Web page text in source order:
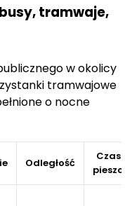
dodanych 379
budynkach.
m² oraz układy od 1
przestrzeni do
czasu i aktywności
oraz miejsce dla
atrakcyjność
tramwaje,
w okolicy
tramwajowe
o nocne
Odległość
Czas
pieszo